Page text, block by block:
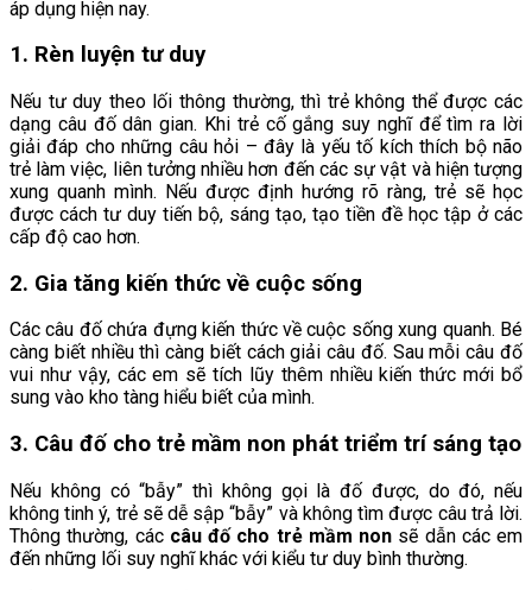
áp dụng hiện nay.
1. Rèn luyện tư duy
Nếu tư duy theo lối thông thường, thì trẻ không thể được các
dạng câu đố dân gian. Khi trẻ cố gắng suy nghĩ để tìm ra lời
giải đáp cho những câu hỏi – đây là yếu tố kích thích bộ não
trẻ làm việc, liên tưởng nhiều hơn đến các sự vật và hiện tượng
xung quanh mình. Nếu được định hướng rõ ràng, trẻ sẽ học
được cách tư duy tiến bộ, sáng tạo, tạo tiền đề học tập ở các
cấp độ cao hơn.
2. Gia tăng kiến thức về cuộc sống
Các câu đố chứa đựng kiến thức về cuộc sống xung quanh. Bé
càng biết nhiều thì càng biết cách giải câu đố. Sau mỗi câu đố
vui như vậy, các em sẽ tích lũy thêm nhiều kiến thức mới bổ
sung vào kho tàng hiểu biết của mình.
3. Câu đố cho trẻ mầm non phát triểm trí sáng tạo
Nếu không có “bẫy” thì không gọi là đố được, do đó, nếu
không tinh ý, trẻ sẽ dễ sập “bẫy” và không tìm được câu trả lời.
Thông thường, các câu đố cho trẻ mầm non sẽ dẫn các em
đến những lối suy nghĩ khác với kiểu tư duy bình thường.